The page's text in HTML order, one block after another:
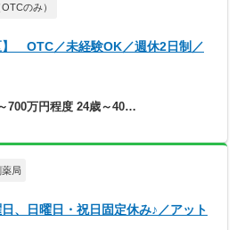
のみ）
】 OTC／未経験OK／週休2日制／
700万円程度 24歳～40歳
局
日、日曜日・祝日固定休み♪／アット